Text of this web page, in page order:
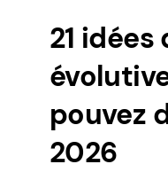
21 idées
pouvez
2026